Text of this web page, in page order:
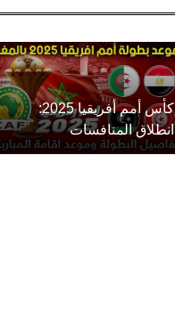
كأس أمم أفريقيا 2025:
انطلاق المنافسات